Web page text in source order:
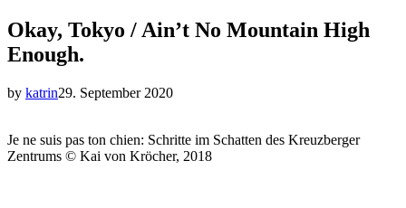
Okay, Tokyo / Ain’t No Mountain High
Enough.
by katrin29. September 2020
Je ne suis pas ton chien: Schritte im Schatten des Kreuzberger
Zentrums © Kai von Kröcher, 2018